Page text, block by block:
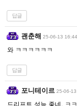
답글
괜춘해 25-06-13 16:44
와 ㅋㅋㅋㅋㅋㅋ
답글
포니테이르 25-06-
드리프트 성능 좋네. ㅋ